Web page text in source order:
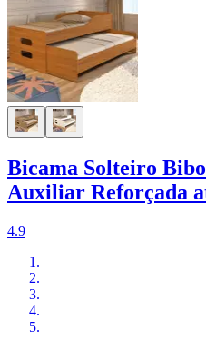
Bicama Solteiro
Auxiliar Reforçada
4.9